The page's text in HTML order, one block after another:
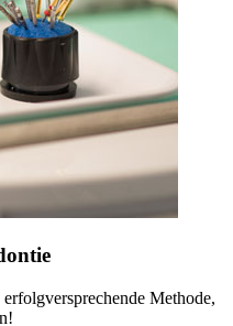
Methode,